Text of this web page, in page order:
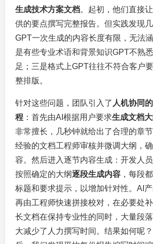
生成技术方案文档。起初，他们直接
供的要点撰写完整报告。但实践发现
GPT一次生成的内容长度有限，无法
是有些专业术语和背景知识GPT不熟
足；三是格式上GPT往往不符合客户
整排版。
针对这些问题，团队引入了 人机协同
程 ：首先由AI根据用户要求生成文档
非常擅长，几秒钟就给出了合理的章
经验的文档工程师审核并微调大纲，
容。然后进入逐节内容生成：开发人
按照确定的大纲逐段生成内容 ，每段
标题和要求提示，以增加针对性。AI产
再由工程师快速拼接校对，在必要处
长文档在保持专业性的同时，大量段
大减少了人力撰写时间。结果如何呢